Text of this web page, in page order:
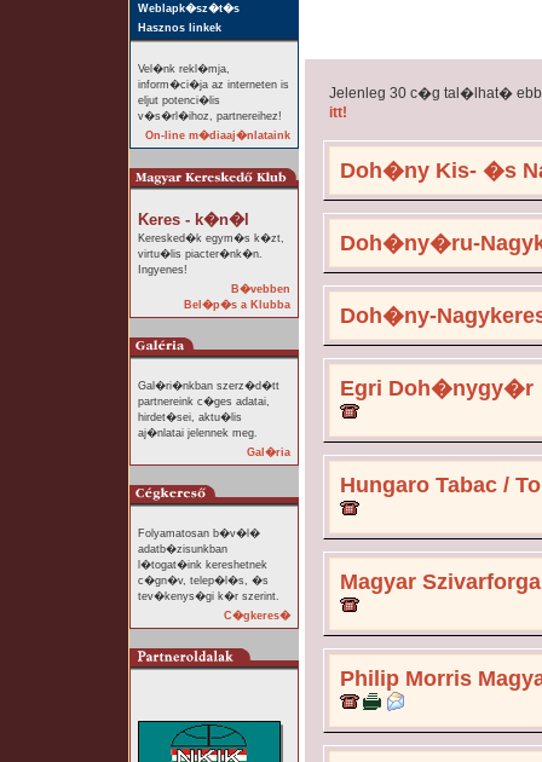
Weblapk�sz�t�s
Hasznos linkek
Vel�nk rekl�mja,
inform�ci�ja az interneten is
eljut potenci�lis
v�s�rl�ihoz, partnereihez!
On-line m�diaaj�nlataink
Keres - k�n�l
Keresked�k egym�s k�zt,
virtu�lis piacter�nk�n.
Ingyenes!
B�vebben
Bel�p�s a Klubba
Gal�ri�nkban szerz�d�tt
partnereink c�ges adatai,
hirdet�sei, aktu�lis
aj�nlatai jelennek meg.
Gal�ria
Folyamatosan b�v�l�
adatb�zisunkban
l�togat�ink kereshetnek
c�gn�v, telep�l�s, �s
tev�kenys�gi k�r szerint.
C�gkeres�
Jelenleg 30 c�g tal�lhat�
itt!
Doh�ny Kis- �s
Doh�ny�ru-
Doh�ny-
Egri Doh�nygy�r
Hungaro Tabac /
Magyar
Philip Morris